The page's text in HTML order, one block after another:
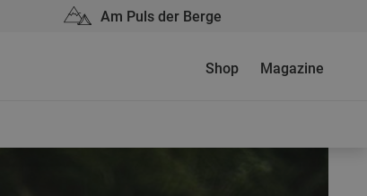
Am Puls der Berge
Shop Magazine